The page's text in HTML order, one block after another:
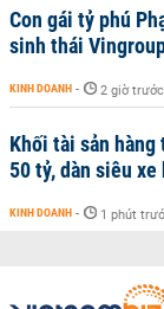
Con gái tỷ phú
sinh thái
KINH DOANH - 2 giờ trước
Khối tài sản hàng
50 tỷ, dàn siêu
KINH DOANH - 1 phút